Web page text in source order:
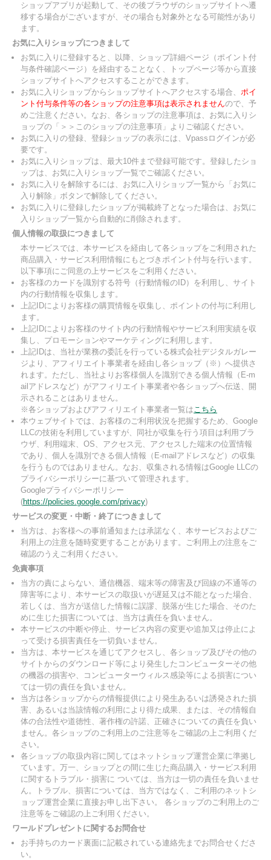
ショップアプリが起動して、その後ブラウザのショップサイトへ遷
移する場合がございますが、その場合も対象外となる可能性があり
ます。
お気に入りショップにつきまして
お気に入りに登録すると、以降、ショップ詳細ページ（ポイント付
与条件確認ページ）を経由することなく、トップページ等から直接
ショップサイトへアクセスすることができます。
お気に入りショップからショップサイトへアクセスする場合、 ポイ
ント付与条件等の各ショップの注意事項は表示されませんので、予
めご注意ください。なお、各ショップの注意事項は、お気に入りシ
ョップの「＞＞このショップの注意事項」よりご確認ください。
お気に入りの登録、登録ショップの表示には、Vpassログインが必
要です。
お気に入りショップは、最大10件まで登録可能です。登録したショ
ップは、お気に入りショップ一覧でご確認ください。
お気に入りを解除するには、お気に入りショップ一覧から「お気に
入り解除」ボタンで解除してください。
お気に入りに登録したショップが掲載終了となった場合は、お気に
入りショップ一覧から自動的に削除されます。
個人情報の取扱につきまして
本サービスでは、本サービスを経由して各ショップをご利用された
商品購入・サービス利用情報にもとづきポイント付与を行います。
以下事項にご同意の上サービスをご利用ください。
お客様のカードを識別する符号（行動情報のID）を利用し、サイト
内の行動情報を収集します。
上記IDによりお客様の購買情報を収集し、ポイントの付与に利用し
ます。
上記IDによりお客様のサイト内の行動情報やサービス利用実績を収
集し、プロモーションやマーケティングに利用します。
上記IDは、当社が業務の委託を行っている株式会社デジタルガレー
ジより、アフィリエイト事業者を経由し各ショップ（※）へ提供さ
れます。ただし、当社よりお客様個人を識別できる個人情報（E-m
ailアドレスなど）がアフィリエイト事業者や各ショップへ伝送、開
示されることはありません。
※各ショップおよびアフィリエイト事業者一覧はこちら
本ウェブサイトでは、お客様のご利用状況を把握するため、Google
LLCの技術を利用していますが、同社が収集を行う項目は利用ブラ
ウザ、利用端末、OS、アクセス元、アクセスした端末の位置情報
であり、個人を識別できる個人情報（E-mailアドレスなど）の収集
を行うものではありません。なお、収集される情報はGoogle LLCの
プライバシーポリシーに基づいて管理されます。
Googleプライバシーポリシー
(https://policies.google.com/privacy)
サービスの変更・中断・終了につきまして
当方は、お客様への事前通知または承諾なく、本サービスおよびご
利用上の注意を随時変更することがあります。ご利用上の注意をご
確認のうえご利用ください。
免責事項
当方の責によらない、通信機器、端末等の障害及び回線の不通等の
障害等により、本サービスの取扱いが遅延又は不能となった場合、
若しくは、当方が送信した情報に誤謬、脱落が生じた場合、そのた
めに生じた損害については、当方は責任を負いません。
本サービスの中断や停止、サービス内容の変更や追加又は停止によ
って受ける損害責任を一切負いません。
当方は、本サービスを通じてアクセスし、各ショップ及びその他の
サイトからのダウンロード等により発生したコンピューターその他
の機器の損害や、コンピューターウィルス感染等による損害につい
ては一切の責任を負いません。
当方は各ショップからの情報提供により発生あるいは誘発された損
害、あるいは当該情報の利用により得た成果、または、その情報自
体の合法性や道徳性、著作権の許諾、正確さについての責任を負い
ません。各ショップのご利用上のご注意等をご確認の上ご利用くだ
さい。
各ショップの取扱内容に関してはネットショップ運営企業に準拠し
ています。万一、ショップとの間に生じた商品購入・サービス利用
に関するトラブル・損害に ついては、当方は一切の責任を負いませ
ん。トラブル、損害については、当方ではなく、ご利用のネットシ
ョップ運営企業に直接お申し出下さい。 各ショップのご利用上のご
注意等をご確認の上ご利用ください。
ワールドプレゼントに関するお問合せ
お手持ちのカード裏面に記載されている連絡先までお問合せくださ
い。